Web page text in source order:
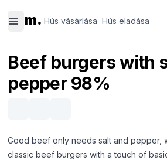
m. Hús vásárlása Hús eladása
vásárlása eladása
Beef burgers with
pepper 98%
Good beef only needs salt and pepper,
classic beef burgers with a touch of